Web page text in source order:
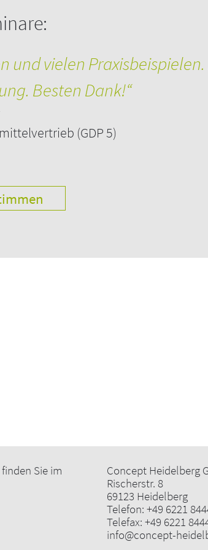
das des/r
und vielen
Besten Dank!“
(GDP 5)
Sie im
Concept Heidelberg
Rischerstr. 8
69123 Heidelberg
Telefon: +49 6221
Telefax: +49 6221
info@concept-